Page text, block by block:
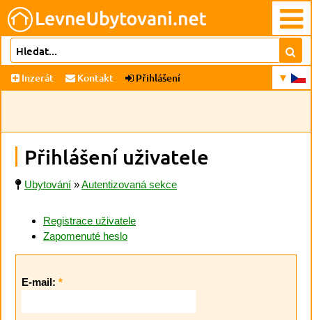
Inzerát Kontakt Přihlášení
Přihlášení uživatele
Ubytování »Autentizovaná sekce
Registrace uživatele
Zapomenuté heslo
E-mail: *